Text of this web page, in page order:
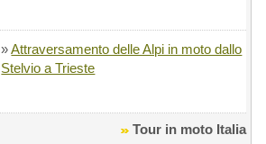
»Attraversamento delle Alpi in moto dallo
Stelvio a Trieste
Tour in moto Italia